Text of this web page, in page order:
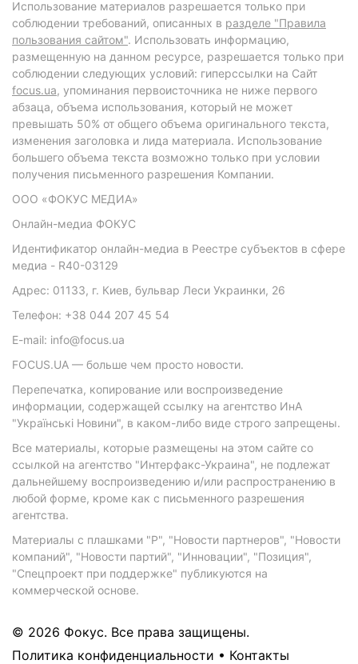
Использование материалов разрешается только при
соблюдении требований, описанных в разделе "Правила
пользования сайтом". Использовать информацию,
размещенную на данном ресурсе, разрешается только при
соблюдении следующих условий: гиперссылки на Сайт
focus.ua, упоминания первоисточника не ниже первого
абзаца, объема использования, который не может
превышать 50% от общего объема оригинального текста,
изменения заголовка и лида материала. Использование
большего объема текста возможно только при условии
получения письменного разрешения Компании.
ООО «ФОКУС МЕДИА»
Онлайн-медиа ФОКУС
Идентификатор онлайн-медиа в Реестре субъектов в сфере
медиа - R40-03129
Адрес: 01133, г. Киев, бульвар Леси Украинки, 26
Телефон: +38 044 207 45 54
E-mail: info@focus.ua
FOCUS.UA — больше чем просто новости.
Перепечатка, копирование или воспроизведение
информации, содержащей ссылку на агентство ИнА
"Українські Новини", в каком-либо виде строго запрещены.
Все материалы, которые размещены на этом сайте со
ссылкой на агентство "Интерфакс-Украина", не подлежат
дальнейшему воспроизведению и/или распространению в
любой форме, кроме как с письменного разрешения
агентства.
Материалы с плашками "Р", "Новости партнеров", "Новости
компаний", "Новости партий", "Инновации", "Позиция",
"Спецпроект при поддержке" публикуются на
коммерческой основе.
© 2026 Фокус. Все права защищены.
Политика конфиденциальности • Контакты